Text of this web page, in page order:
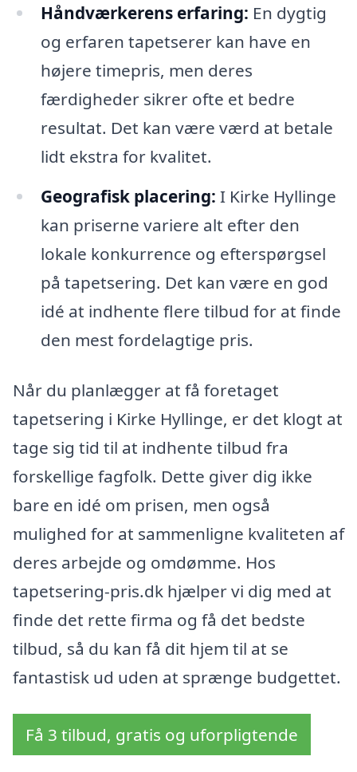
Håndværkerens erfaring: En dygtig
og erfaren tapetserer kan have en
højere timepris, men deres
færdigheder sikrer ofte et bedre
resultat. Det kan være værd at betale
lidt ekstra for kvalitet.
Geografisk placering: I Kirke Hyllinge
kan priserne variere alt efter den
lokale konkurrence og efterspørgsel
på tapetsering. Det kan være en god
idé at indhente flere tilbud for at finde
den mest fordelagtige pris.
Når du planlægger at få foretaget
tapetsering i Kirke Hyllinge, er det klogt at
tage sig tid til at indhente tilbud fra
forskellige fagfolk. Dette giver dig ikke
bare en idé om prisen, men også
mulighed for at sammenligne kvaliteten af
deres arbejde og omdømme. Hos
tapetsering-pris.dk hjælper vi dig med at
finde det rette firma og få det bedste
tilbud, så du kan få dit hjem til at se
fantastisk ud uden at sprænge budgettet.
Få 3 tilbud, gratis og uforpligtende